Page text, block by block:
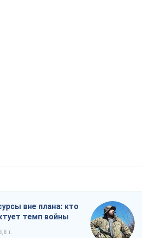
вне плана: кто
темп войны
т.